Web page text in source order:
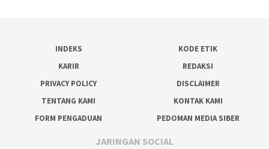
INDEKS
KODE ETIK
KARIR
REDAKSI
PRIVACY POLICY
DISCLAIMER
TENTANG KAMI
KONTAK KAMI
FORM PENGADUAN
PEDOMAN MEDIA SIBER
JARINGAN SOCIAL